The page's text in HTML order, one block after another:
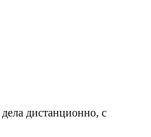
дистанционно, с